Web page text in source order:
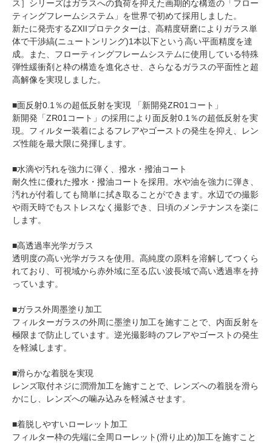
ス］シリーズはガラスへの負荷を抑えた画期的な構造の「フロー
ティングフレームシステム」を世界で初めて採用しました。
新たに発売するZXIIプロテクターは、高精度研磨によりガラス単
体で干渉縞(ニュートンリング)1本以下という高い平面精度を達
成。また、フローティングフレームシステムに使用している特殊
弾性緩衝剤と枠の構造を進化させ、さらなるガラスの平面性と超
高解像を実現しました。
■面反射0.1％の超低反射を実現 「新開発ZR01コート」
新開発「ZR01コート」の採用により面反射0.1％の超低反射を実
現。フィルター装着によるフレアやゴーストの発生を抑え、レン
ズ性能を最大限に発揮します。
■水滴や汚れを強力に弾く、撥水・撥油コート
耐久性に優れた撥水・撥油コートを採用。水や油を強力に弾き、
汚れが付着しても簡単に拭き取ることができます。水辺での撮影
や雨天時でもストレスなく撮影でき、日頃のメンテナンスを楽に
します。
■高透過率光学ガラス
透明度の高い光学ガラスを使用。高純度の原料を溶解してつくら
れており、可視域から赤外域に至る広い波長域で高い透過率を持
っています。
■ガラス外周墨塗り加工
フィルターガラスの外周に墨塗り加工を施すことで、内面反射を
極限まで防止しています。逆光撮影時のフレアやゴーストの発生
を軽減します。
■滑らかな着脱を実現
レンズ取付ネジに潤滑加工を施すことで、レンズへの着脱を滑ら
かにし、レンズへの噛み込みを軽減させます。
■着脱しやすいローレット加工
フィルター枠の先端に全周ローレット(滑り止め)加工を施すこと